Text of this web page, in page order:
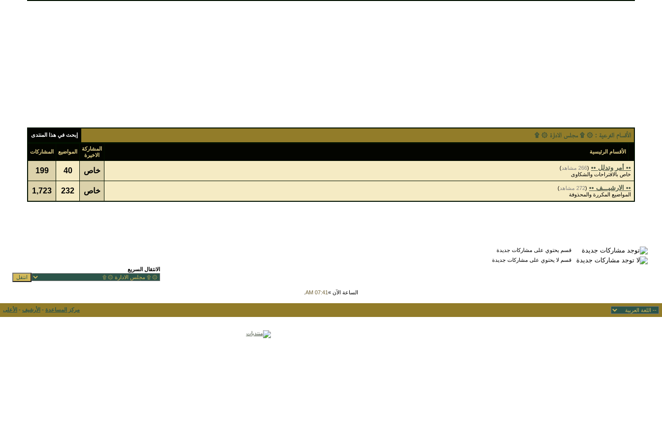
الأقسام الفرعية : ۞ ۩ مجلس الادارة ۞ ۩ إبحث في هذا المنتدى
الأقسام الرئيسية
المشاركة
الاخيرة
المواضيع المشاركات
•• أمر وتدلل •• (266 مشاهد
)
خاص بالاقتراحات والشكاوى
خاص 40
199
•• الارشيـــف •• (272 مشاهد
)
المواضيع المكررة والمحذوفة
خاص 232
1,723
قسم يحتوي على مشاركات جديدة
قسم لا يحتوي على مشاركات جديدة
الانتقال السريع
الساعة الآن »07:41 AM
مركز المساعدة - الأرشيف - الأعلى